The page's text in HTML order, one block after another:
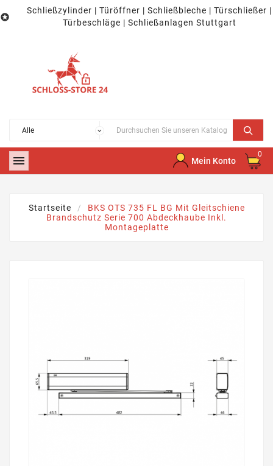

Schließzylinder | Türöffner | Schließbleche | Türschließer |
Türbeschläge | Schließanlagen Stuttgart
 Mein Konto
0
Startseite
BKS OTS 735 FL BG Mit Gleitschiene
Brandschutz Serie 700 Abdeckhaube Inkl.
Montageplatte